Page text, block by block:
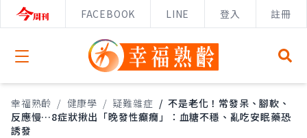
FACEBOOK LINE 登入 註冊
Open menu
幸福熟齡 / 健康學 / 疑難雜症 / 不是老化！常發呆、腳軟、
反應慢…8症狀揪出「晚發性癲癇」：血糖不穩、亂吃安眠藥恐
誘發